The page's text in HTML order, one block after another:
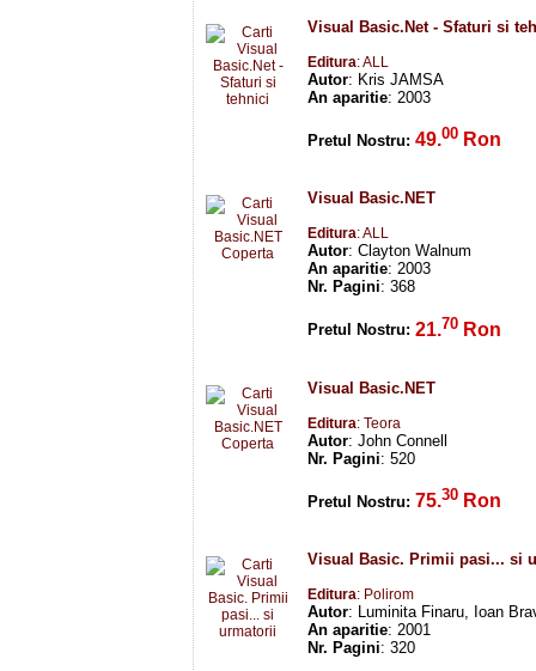
Visual Basic.Net - Sfaturi si
Editura: ALL
Autor: Kris JAMSA
An aparitie: 2003
Pretul Nostru: 49.00 Ron
Visual Basic.NET
Editura: ALL
Autor: Clayton Walnum
An aparitie: 2003
Nr. Pagini: 368
Pretul Nostru: 21.70 Ron
Visual Basic.NET
Editura: Teora
Autor: John Connell
Nr. Pagini: 520
Pretul Nostru: 75.30 Ron
Visual Basic. Primii pasi... si
Editura: Polirom
Autor: Luminita Finaru, Ioan
An aparitie: 2001
Nr. Pagini: 320